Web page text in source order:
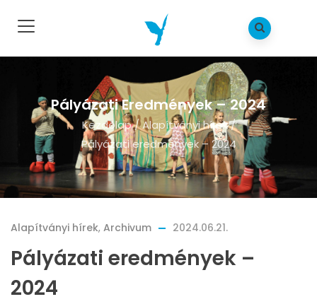
Pályázati Eredmények – 2024
Kezdõlap/ Alapítványi hírek/
Pályázati eredmények – 2024
Alapítványi hírek, Archivum 2024.06.21.
Pályázati eredmények –
2024